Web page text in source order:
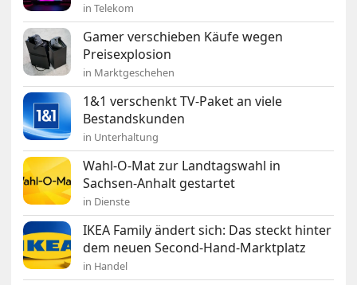
in Telekom
Gamer verschieben Käufe wegen
Preisexplosion
in Marktgeschehen
1&1 verschenkt TV-Paket an viele
Bestandskunden
in Unterhaltung
Wahl-O-Mat zur Landtagswahl in
Sachsen-Anhalt gestartet
in Dienste
IKEA Family ändert sich: Das steckt hinter
dem neuen Second-Hand-Marktplatz
in Handel